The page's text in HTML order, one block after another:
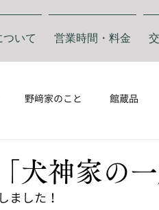
ついて 営業時間・料金
野﨑家のこと 館蔵品
犬神家の
ました！